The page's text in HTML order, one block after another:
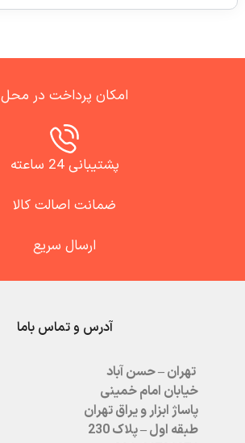
امکان پرداخت در محل
پشتیبانی 24 ساعته
ضمانت اصالت کالا
ارسال سریع
آدرس و تماس باما
تهران – حسن آباد
خیابان امام خمینی
پاساژ ابزار و یراق تهران
طبقه اول – پلاک 230